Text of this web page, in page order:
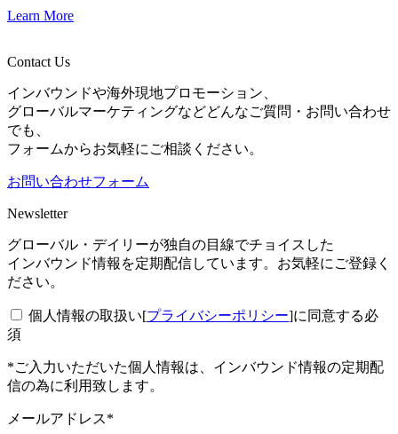
Learn More
Contact Us
インバウンドや海外現地プロモーション、
グローバルマーケティングなどどんなご質問・お問い合わせ
でも、
フォームからお気軽にご相談ください。
お問い合わせフォーム
Newsletter
グローバル・デイリーが独自の目線でチョイスした
インバウンド情報を定期配信しています。お気軽にご登録く
ださい。
個人情報の取扱い[プライバシーポリシー]に同意する必
須
*ご入力いただいた個人情報は、インバウンド情報の定期配
信の為に利用致します。
メールアドレス*